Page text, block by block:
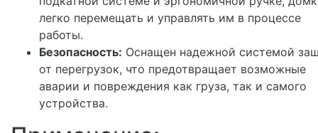
легко перемещать и управлять им в процессе
работы.
Безопасность: Оснащен надежной системой
от перегрузок, что предотвращает возможные
аварии и повреждения как груза, так и самого
устройства.